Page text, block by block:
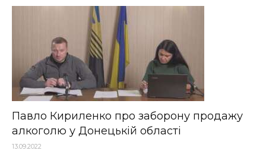
Павло Кириленко про заборону продажу
алкоголю у Донецькій області
13.09.2022